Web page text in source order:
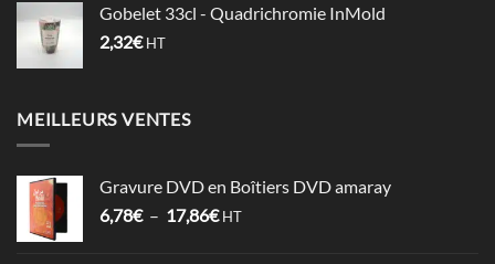
Gobelet 33cl - Quadrichromie InMold
2,32€ HT
MEILLEURS VENTES
Gravure DVD en Boîtiers DVD amaray
6,78€ – 17,86€Plage
HT